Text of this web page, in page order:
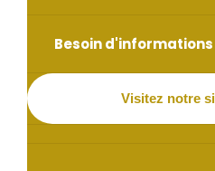
Besoin
Visitez notre